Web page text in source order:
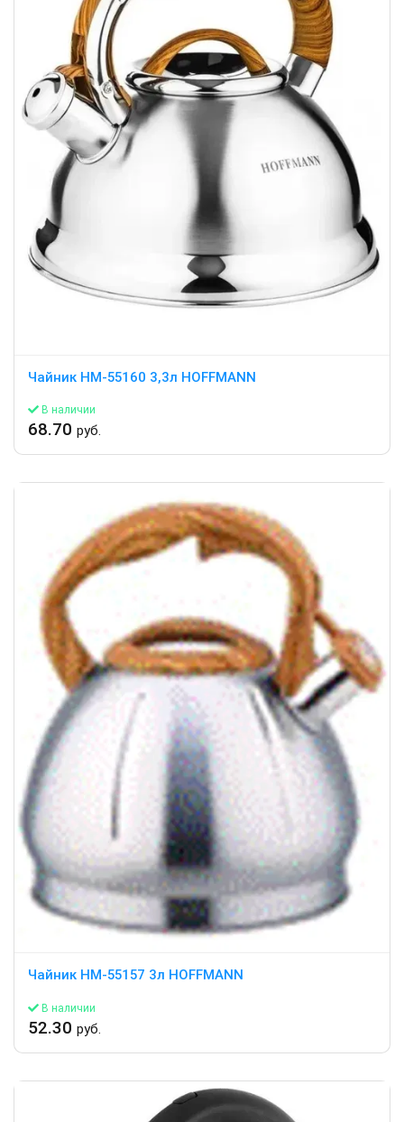
Чайник HM-55160 3,3л HOFFMANN
В наличии
68.70 руб.
Чайник HM-55157 3л HOFFMANN
В наличии
52.30 руб.